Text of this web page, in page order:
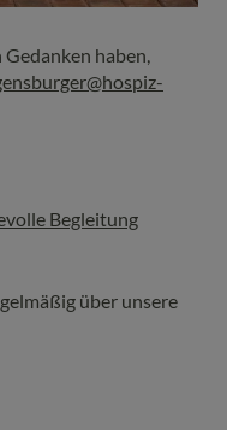
haben,
Begleitung
über unsere